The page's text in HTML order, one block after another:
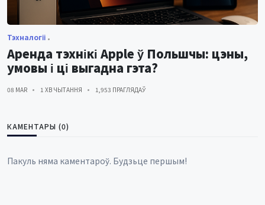
Тэхналогіі
Аренда тэхнікі Apple ў Польшчы: цэны,
умовы і ці выгадна гэта?
08 MAR 1 ХВ ЧЫТАННЯ 1,953 ПРАГЛЯДАЎ
КАМЕНТАРЫ (0)
Пакуль няма каментароў. Будзьце першым!